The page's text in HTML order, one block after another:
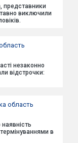
представники
виключили
незаконно
відстрочки:
область
в